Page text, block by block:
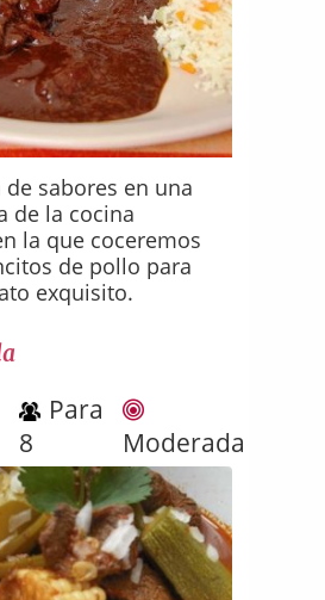
de sabores en una
de la cocina
la que coceremos
de pollo para
exquisito.
Para
8
Moderada